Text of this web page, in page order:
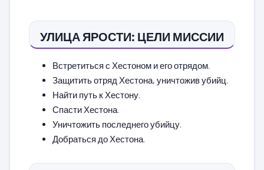
УЛИЦА ЯРОСТИ: ЦЕЛИ МИССИИ
Встретиться с Хестоном и его отрядом.
Защитить отряд Хестона, уничтожив убийц.
Найти путь к Хестону.
Спасти Хестона.
Уничтожить последнего убийцу.
Добраться до Хестона.